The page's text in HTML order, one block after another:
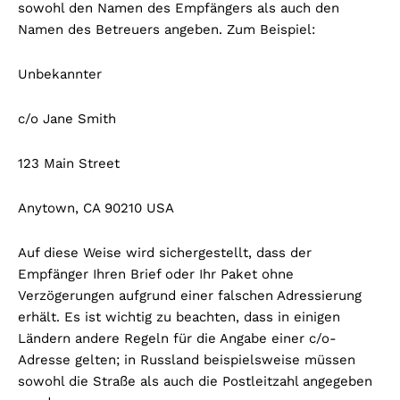
sowohl den Namen des Empfängers als auch den
Namen des Betreuers angeben. Zum Beispiel:
Unbekannter
c/o Jane Smith
123 Main Street
Anytown, CA 90210 USA
Auf diese Weise wird sichergestellt, dass der
Empfänger Ihren Brief oder Ihr Paket ohne
Verzögerungen aufgrund einer falschen Adressierung
erhält. Es ist wichtig zu beachten, dass in einigen
Ländern andere Regeln für die Angabe einer c/o-
Adresse gelten; in Russland beispielsweise müssen
sowohl die Straße als auch die Postleitzahl angegeben